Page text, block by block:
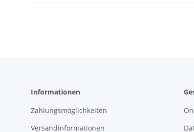
Informationen
Zahlungsmöglichkeiten
Versandinformationen